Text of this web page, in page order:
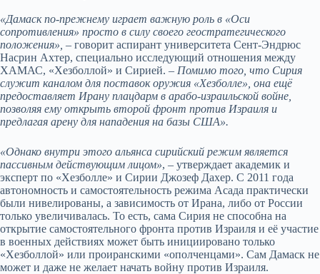
«Дамаск по-прежнему играет важную роль в «Оси
сопротивления» просто в силу своего геостратегического
положения», – говорит аспирант университета Сент-Эндрюс
Насрин Ахтер, специально исследующий отношения между
ХАМАС, «Хезболлой» и Сирией. – Помимо того, что Сирия
служит каналом для поставок оружия «Хезболле», она ещё
предоставляет Ирану плацдарм в арабо-израильской войне,
позволяя ему открыть второй фронт против Израиля и
предлагая арену для нападения на базы США».
«Однако внутри этого альянса сирийский режим является
пассивным действующим лицом», – утверждает академик и
эксперт по «Хезболле» и Сирии Джозеф Дахер. С 2011 года
автономность и самостоятельность режима Асада практически
были нивелированы, а зависимость от Ирана, либо от России
только увеличивалась. То есть, сама Сирия не способна на
открытие самостоятельного фронта против Израиля и её участие
в военных действиях может быть инициировано только
«Хезболлой» или проиранскими «ополченцами». Сам Дамаск не
может и даже не желает начать войну против Израиля.